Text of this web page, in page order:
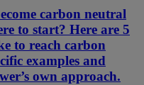
carbon neutral
to start? Here are 5
to reach carbon
examples and
own approach.